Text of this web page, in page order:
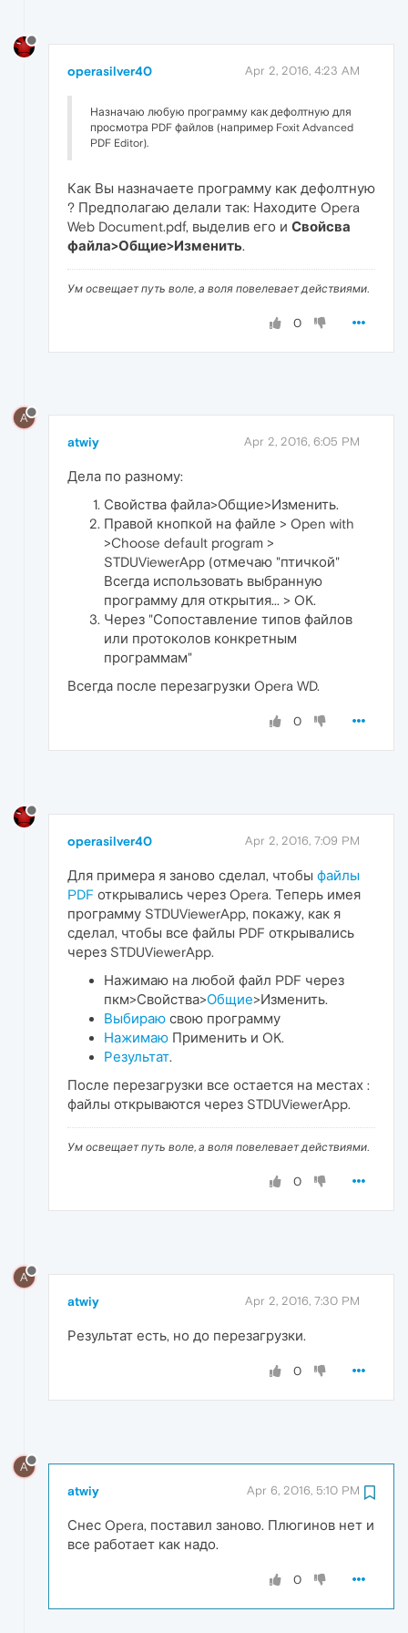
operasilver40 Apr 2, 2016, 4:23 AM
Назначаю любую программу как дефолтную для
просмотра PDF файлов (например Foxit Advanced
PDF Editor).
Как Вы назначаете программу как дефолтную
? Предполагаю делали так: Находите Opera
Web Document.pdf, выделив его и Свойсва
файла>Общие>Изменить.
Ум освещает путь воле, а воля повелевает действиями.
0
A
atwiy Apr 2, 2016, 6:05 PM
Дела по разному:
Свойства файла>Общие>Изменить.
Правой кнопкой на файле > Open with
>Choose default program >
STDUViewerApp (отмечаю "птичкой"
Всегда использовать выбранную
программу для открытия... > OK.
Через "Сопоставление типов файлов
или протоколов конкретным
программам"
Всегда после перезагрузки Opera WD.
0
operasilver40 Apr 2, 2016, 7:09 PM
Для примера я заново сделал, чтобы файлы
PDF открывались через Opera. Теперь имея
программу STDUViewerApp, покажу, как я
сделал, чтобы все файлы PDF открывались
через STDUViewerApp.
Нажимаю на любой файл PDF через
пкм>Свойства>Общие>Изменить.
Выбираю свою программу
Нажимаю Применить и OK.
Результат.
После перезагрузки все остается на местах :
файлы открываются через STDUViewerApp.
Ум освещает путь воле, а воля повелевает действиями.
0
A
atwiy Apr 2, 2016, 7:30 PM
Результат есть, но до перезагрузки.
0
A
atwiy Apr 6, 2016, 5:10 PM
Снес Opera, поставил заново. Плюгинов нет и
все работает как надо.
0